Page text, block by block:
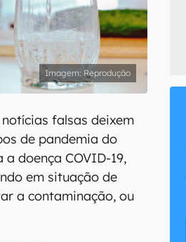
Reprodução
falsas deixem
de pandemia do
doença COVID-19,
em situação de
a contaminação, ou